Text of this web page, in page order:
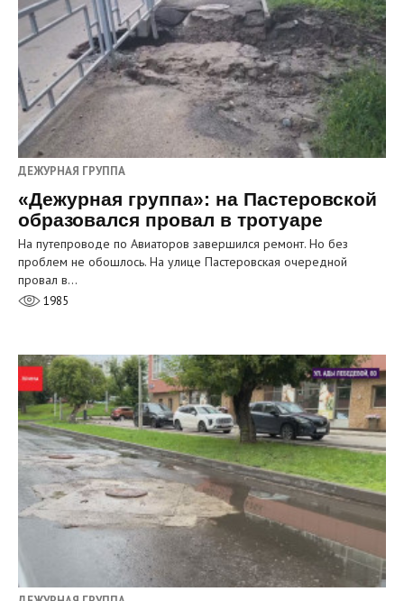
ДЕЖУРНАЯ ГРУППА
«Дежурная группа»: на Пастеровской
образовался провал в тротуаре
На путепроводе по Авиаторов завершился ремонт. Но без
проблем не обошлось. На улице Пастеровская очередной
провал в…
1985